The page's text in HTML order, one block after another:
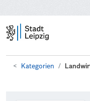
Kategorien